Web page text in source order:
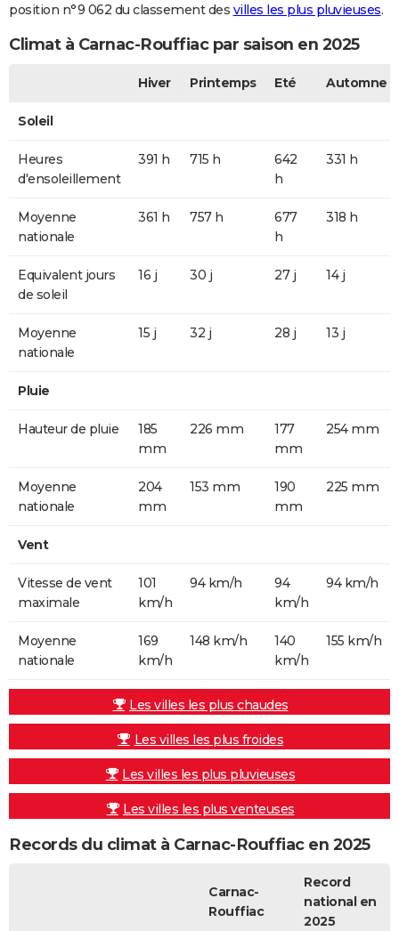
position n°9 062 du classement des villes les plus pluvieuses.
Climat à Carnac-Rouffiac par saison en 2025
Hiver Printemps Eté Automne
Soleil
Heures
d'ensoleillement
391 h 715 h
642
h
331 h
Moyenne
nationale
361 h 757 h
677
h
318 h
Equivalent jours
de soleil
16 j 30 j 27 j 14 j
Moyenne
nationale
15 j 32 j 28 j 13 j
Pluie
Hauteur de pluie
185
mm
226 mm
177
mm
254 mm
Moyenne
nationale
204
mm
153 mm
190
mm
225 mm
Vent
Vitesse de vent
maximale
101
km/h
94 km/h
94
km/h
94 km/h
Moyenne
nationale
169
km/h
148 km/h
140
km/h
155 km/h
Les villes les plus chaudes
Les villes les plus froides
Les villes les plus pluvieuses
Les villes les plus venteuses
Records du climat à Carnac-Rouffiac en 2025
Carnac-
Rouffiac
Record
national en
2025